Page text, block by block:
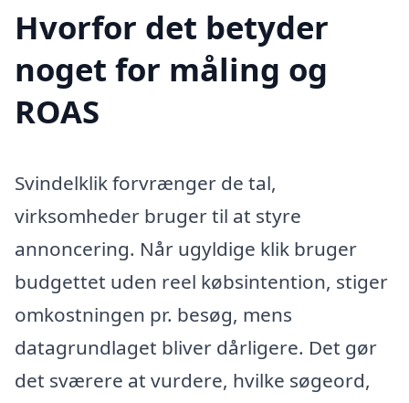
Hvorfor det betyder
noget for måling og
ROAS
Svindelklik forvrænger de tal,
virksomheder bruger til at styre
annoncering. Når ugyldige klik bruger
budgettet uden reel købsintention, stiger
omkostningen pr. besøg, mens
datagrundlaget bliver dårligere. Det gør
det sværere at vurdere, hvilke søgeord,